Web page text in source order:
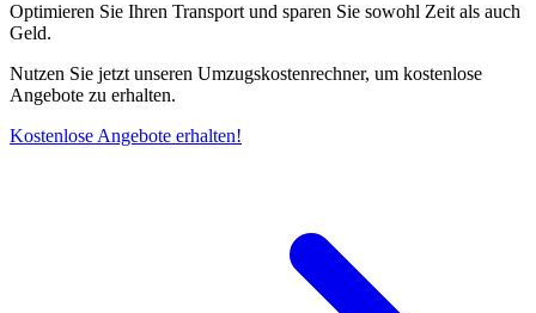
Optimieren Sie Ihren Transport und sparen Sie sowohl Zeit als auch
Geld.
Nutzen Sie jetzt unseren Umzugskostenrechner, um kostenlose
Angebote zu erhalten.
Kostenlose Angebote erhalten!